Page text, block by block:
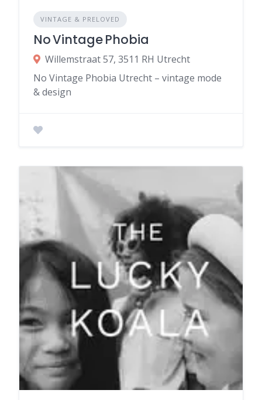
VINTAGE & PRELOVED
No Vintage Phobia
Willemstraat 57, 3511 RH Utrecht
No Vintage Phobia Utrecht – vintage mode
& design